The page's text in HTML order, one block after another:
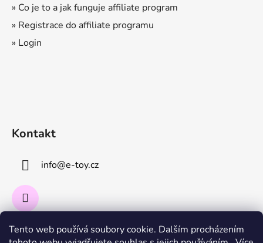
Tento web používá soubory cookie. Dalším procházením
» Co je to a jak funguje affiliate program
» Registrace do affiliate programu
» Login
Kontakt
info@e-toy.cz